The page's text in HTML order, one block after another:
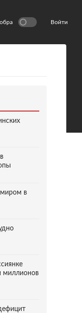
Войти
миром в
миллионов